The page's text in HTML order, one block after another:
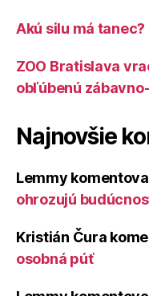
Akú silu má tanec?
ZOO Bratislava
obľúbenú
Najnovšie
Lemmy
ohrozujú
Kristián Čura
osobná púť